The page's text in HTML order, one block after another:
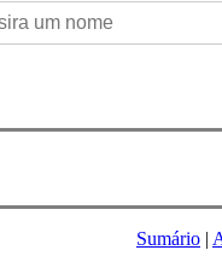
Sumário |